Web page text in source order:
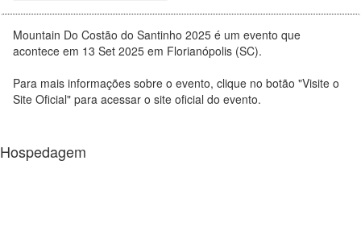
Mountain Do Costão do Santinho 2025 é um evento que
acontece em 13 Set 2025 em Florianópolis (SC).
Para mais informações sobre o evento, clique no botão "Visite o
Site Oficial" para acessar o site oficial do evento.
Hospedagem